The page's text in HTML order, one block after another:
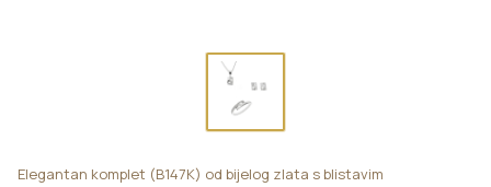
Elegantan komplet (B147K) od bijelog zlata s blistavim